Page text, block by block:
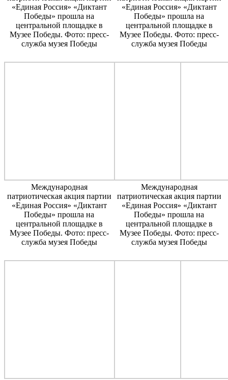
«Единая Россия» «Диктант
Победы» прошла на
центральной площадке в
Музее Победы. Фото: пресс-
служба музея Победы
«Единая Россия» «Диктант
Победы» прошла на
центральной площадке в
Музее Победы. Фото: пресс-
служба музея Победы
Международная
патриотическая акция партии
«Единая Россия» «Диктант
Победы» прошла на
центральной площадке в
Музее Победы. Фото: пресс-
служба музея Победы
Международная
патриотическая акция партии
«Единая Россия» «Диктант
Победы» прошла на
центральной площадке в
Музее Победы. Фото: пресс-
служба музея Победы